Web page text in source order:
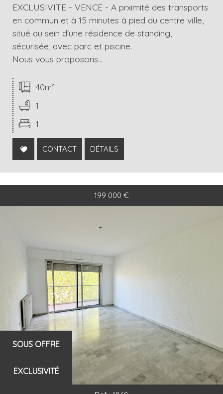
EXCLUSIVITE - VENCE - A prximité des transports
en commun et à 15 minutes à pied du centre ville,
situé au sein d'une résidence de standing,
sécurisée, avec parc et piscine.
Nous vous proposons...
40m²
1
1
CONTACT DÉTAILS
SOUS OFFRE
EXCLUSIVITÉ
199 000 €